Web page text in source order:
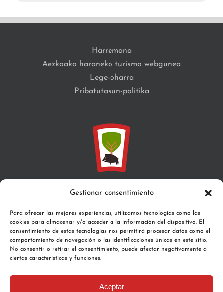
Gestionar consentimiento
Para ofrecer las mejores experiencias, utilizamos tecnologías como las
cookies para almacenar y/o acceder a la información del dispositivo. El
consentimiento de estas tecnologías nos permitirá procesar datos como el
comportamiento de navegación o las identificaciones únicas en este sitio.
No consentir o retirar el consentimiento, puede afectar negativamente a
ciertas características y funciones.
Aceptar
Harremana
Aezkoako haraneko turismo webgunea
Lege-oharra
Pribatutasun-politika
Telefonoa:948 76 43 75
Email:valledeaezkoa@gmail.com